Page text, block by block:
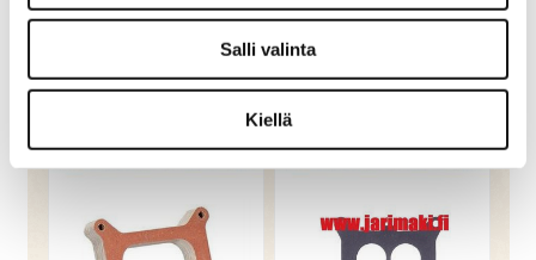
Salli valinta
Kiellä
OSTA
59,00 €